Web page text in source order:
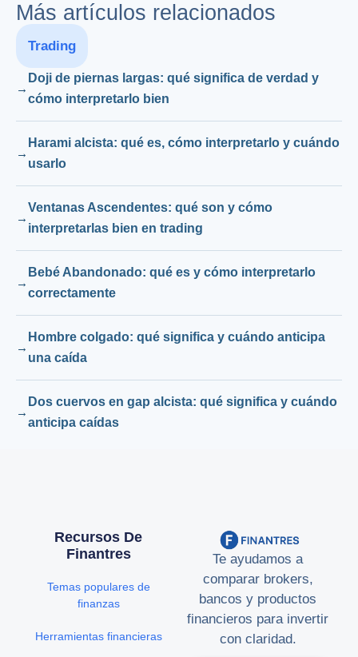
Más artículos relacionados
Trading
Doji de piernas largas: qué significa de verdad y
cómo interpretarlo bien
Harami alcista: qué es, cómo interpretarlo y cuándo
usarlo
Ventanas Ascendentes: qué son y cómo
interpretarlas bien en trading
Bebé Abandonado: qué es y cómo interpretarlo
correctamente
Hombre colgado: qué significa y cuándo anticipa
una caída
Dos cuervos en gap alcista: qué significa y cuándo
anticipa caídas
Te ayudamos a
comparar brokers,
bancos y productos
financieros para invertir
con claridad.
Recursos De
Finantres
Temas populares de
finanzas
Herramientas financieras